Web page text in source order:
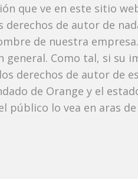
que ve en este sitio
de autor de
de nuestra
general. Como tal, si su
derechos de autor de
de Orange y el
público lo vea en aras